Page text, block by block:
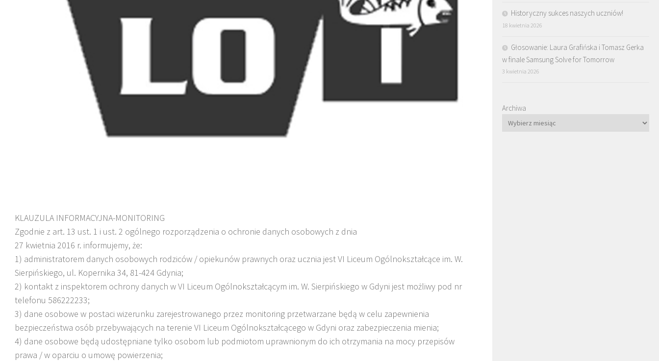
KLAUZULA INFORMACYJNA-MONITORING
Zgodnie z art. 13 ust. 1 i ust. 2 ogólnego rozporządzenia o ochronie danych osobowych z dnia
27 kwietnia 2016 r. informujemy, że:
1) administratorem danych osobowych rodziców / opiekunów prawnych oraz ucznia jest VI Liceum Ogólnokształcące im. W.
Sierpińskiego, ul. Kopernika 34, 81-424 Gdynia;
2) kontakt z inspektorem ochrony danych w VI Liceum Ogólnokształcącym im. W. Sierpińskiego w Gdyni jest możliwy pod nr
telefonu 586222233;
3) dane osobowe w postaci wizerunku zarejestrowanego przez monitoring przetwarzane będą w celu zapewnienia
bezpieczeństwa osób przebywających na terenie VI Liceum Ogólnokształcącego w Gdyni oraz zabezpieczenia mienia;
4) dane osobowe będą udostępniane tylko osobom lub podmiotom uprawnionym do ich otrzymania na mocy przepisów
prawa / w oparciu o umowę powierzenia;
Historyczny sukces naszych uczniów!
18 kwietnia 2026
Głosowanie: Laura Grafińska i Tomasz Gerka
w finale Samsung Solve for Tomorrow
3 kwietnia 2026
Archiwa